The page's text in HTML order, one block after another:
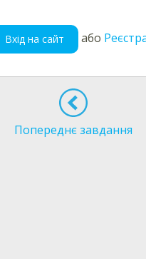
Вхід на сайт або
Попереднє завдання